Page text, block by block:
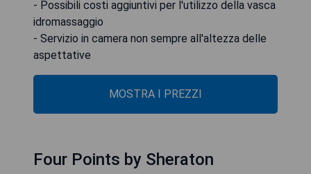
- Possibili costi aggiuntivi per l'utilizzo della vasca
idromassaggio
- Servizio in camera non sempre all'altezza delle
aspettative
MOSTRA I PREZZI
Four Points by Sheraton